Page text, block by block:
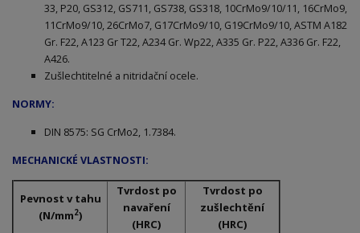
33, P20, GS312, GS711, GS738, GS318, 10CrMo9/10/11, 16CrMo9,
11CrMo9/10, 26CrMo7, G17CrMo9/10, G19CrMo9/10, ASTM A182
Gr. F22, A123 Gr T22, A234 Gr. Wp22, A335 Gr. P22, A336 Gr. F22,
A426.
Zušlechtitelné a nitridační ocele.
NORMY:
DIN 8575: SG CrMo2, 1.7384.
MECHANICKÉ VLASTNOSTI:
Pevnost v tahu
(N/mm2)
Tvrdost po
navaření
(HRC)
Tvrdost po
zušlechtění
(HRC)